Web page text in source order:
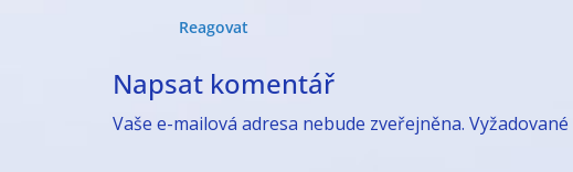
Reagovat
Napsat komentář
Vaše e-mailová adresa nebude zveřejněna.